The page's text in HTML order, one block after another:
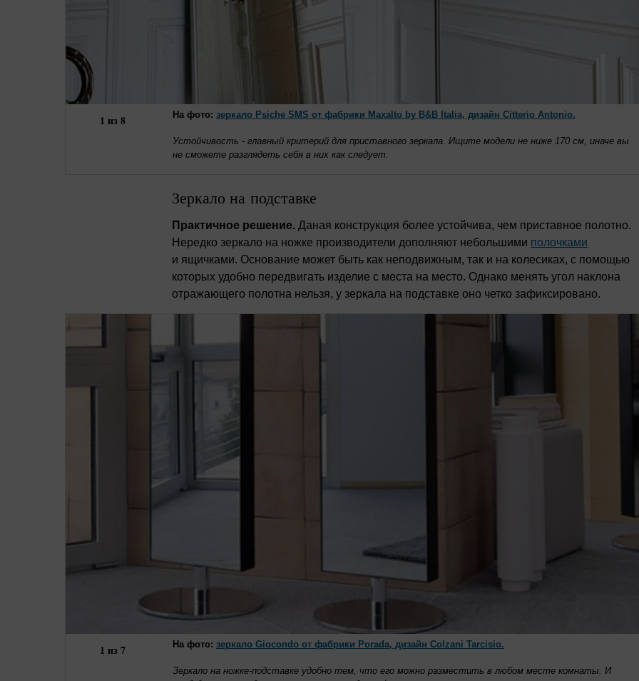
ограничивая ее возможности.
Напольные зеркала с
регулированием установки, в
этом случае, удобны для всех
членов семьи разного роста.
1 из 8 На фото: зеркало Psiche SMS от фабрики Maxalto by B&B Italia, дизайн Citterio Antonio.
Устойчивость - главный критерий для приставного зеркала. Ищите модели не ниже 170 см, иначе вы
не сможете разглядеть себя в них как следует.
Зеркало на подставке
Практичное решение. Даная конструкция более устойчива, чем приставное полотно.
Нередко зеркало на ножке производители дополняют небольшими полочками
и ящичками. Основание может быть как неподвижным, так и на колесиках, с помощью
которых удобно передвигать изделие с места на место. Однако менять угол наклона
отражающего полотна нельзя, у зеркала на подставке оно четко зафиксировано.
1 из 7 На фото: зеркало Giocondo от фабрики Porada, дизайн Colzani Tarcisio.
Зеркало на ножке-подставке удобно тем, что его можно разместить в любом месте комнаты. И